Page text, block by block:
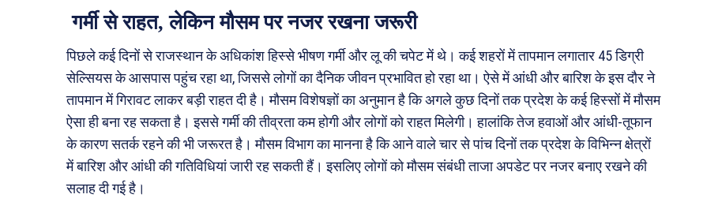
गर्मी से राहत, लेकिन मौसम पर नजर रखना जरूरी
पिछले कई दिनों से राजस्थान के अधिकांश हिस्से भीषण गर्मी और लू की चपेट में थे। कई शहरों में तापमान लगातार 45 डिग्री
सेल्सियस के आसपास पहुंच रहा था, जिससे लोगों का दैनिक जीवन प्रभावित हो रहा था। ऐसे में आंधी और बारिश के इस दौर ने
तापमान में गिरावट लाकर बड़ी राहत दी है। मौसम विशेषज्ञों का अनुमान है कि अगले कुछ दिनों तक प्रदेश के कई हिस्सों में मौसम
ऐसा ही बना रह सकता है। इससे गर्मी की तीव्रता कम होगी और लोगों को राहत मिलेगी। हालांकि तेज हवाओं और आंधी-तूफान
के कारण सतर्क रहने की भी जरूरत है। मौसम विभाग का मानना है कि आने वाले चार से पांच दिनों तक प्रदेश के विभिन्न क्षेत्रों
में बारिश और आंधी की गतिविधियां जारी रह सकती हैं। इसलिए लोगों को मौसम संबंधी ताजा अपडेट पर नजर बनाए रखने की
सलाह दी गई है।